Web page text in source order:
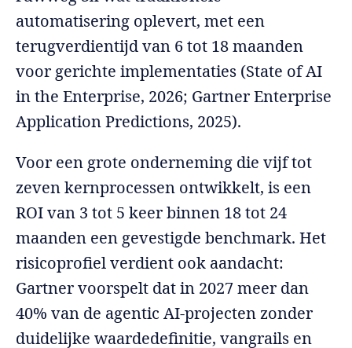
automatisering oplevert, met een
terugverdientijd van 6 tot 18 maanden
voor gerichte implementaties (State of AI
in the Enterprise, 2026; Gartner Enterprise
Application Predictions, 2025).
Voor een grote onderneming die vijf tot
zeven kernprocessen ontwikkelt, is een
ROI van 3 tot 5 keer binnen 18 tot 24
maanden een gevestigde benchmark. Het
risicoprofiel verdient ook aandacht:
Gartner voorspelt dat in 2027 meer dan
40% van de agentic AI-projecten zonder
duidelijke waardedefinitie, vangrails en